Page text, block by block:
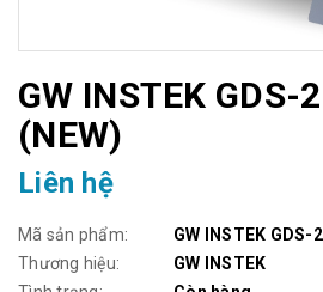
GW INSTEK GDS-
(NEW)
Liên hệ
Mã sản phẩm:
GW INSTEK GDS-
Thương hiệu:
GW INSTEK